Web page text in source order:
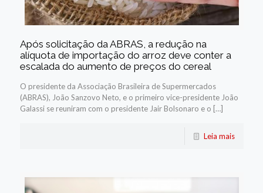
Após solicitação da ABRAS, a redução na
alíquota de importação do arroz deve conter a
escalada do aumento de preços do cereal
O presidente da Associação Brasileira de Supermercados
(ABRAS), João Sanzovo Neto, e o primeiro vice-presidente João
Galassi se reuniram com o presidente Jair Bolsonaro e o […]
Leia mais